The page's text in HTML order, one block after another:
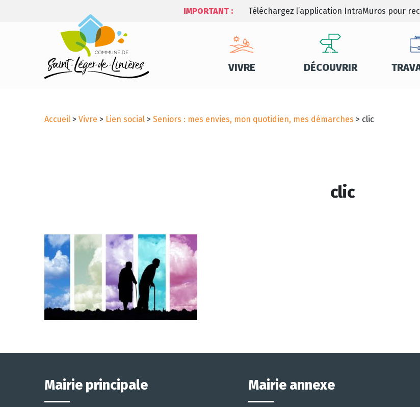
IMPORTANT : Téléchargez l’application IntraMuros pour
VIVRE DÉCOUVRIR
Accueil > Vivre > Lien social > Seniors : mes envies, mon quotidien, mes démarches > clic
clic
Mairie principale Mairie annexe